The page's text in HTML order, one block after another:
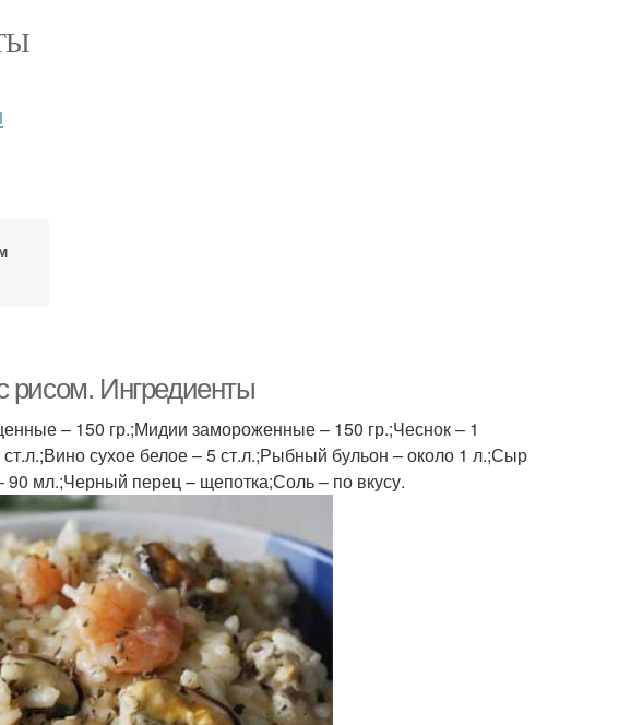
рисом. Ингредиенты
– 150 гр.;Мидии замороженные – 150 гр.;Чеснок – 1
сухое белое – 5 ст.л.;Рыбный бульон – около 1 л.;Сыр
мл.;Черный перец – щепотка;Соль – по вкусу.